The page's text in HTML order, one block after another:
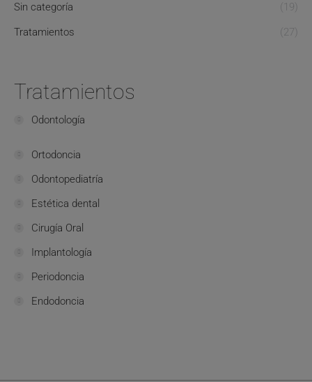
Sin categoría
(19)
Tratamientos
(27)
Tratamientos
Odontología
Ortodoncia
Odontopediatría
Estética dental
Cirugía Oral
Implantología
Periodoncia
Endodoncia